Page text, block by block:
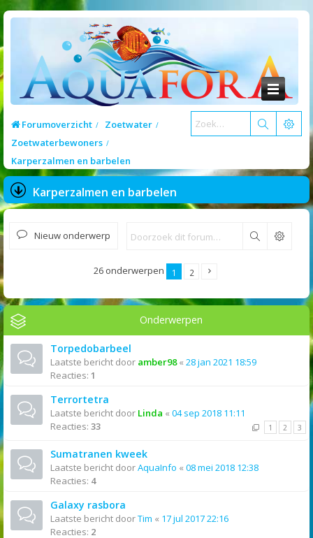
Forumoverzicht
Zoetwater
Zoetwaterbewoners
Karperzalmen en barbelen
Karperzalmen en barbelen
Nieuw onderwerp Zoek
26 onderwerpen 1 2
Onderwerpen
Torpedobarbeel
Laatste bericht door amber98« 28 jan 2021 18:59
Reacties: 1
Terrortetra
Laatste bericht door Linda « 04 sep 2018 11:11
Reacties: 33 1 2 3
Sumatranen kweek
Laatste bericht doorAquaInfo « 08 mei 2018 12:38
Reacties: 4
Galaxy rasbora
Laatste bericht doorTim « 17 jul 2017 22:16
Reacties: 2